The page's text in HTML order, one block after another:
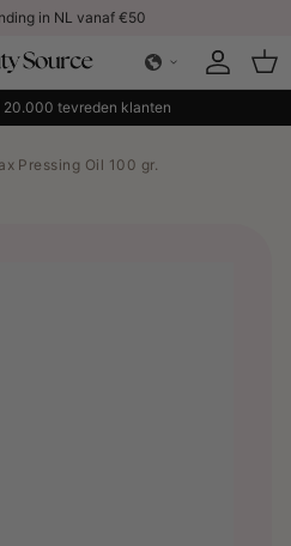
in NL vanaf €50
Account
tevreden klanten
Pressing Oil 100 gr.